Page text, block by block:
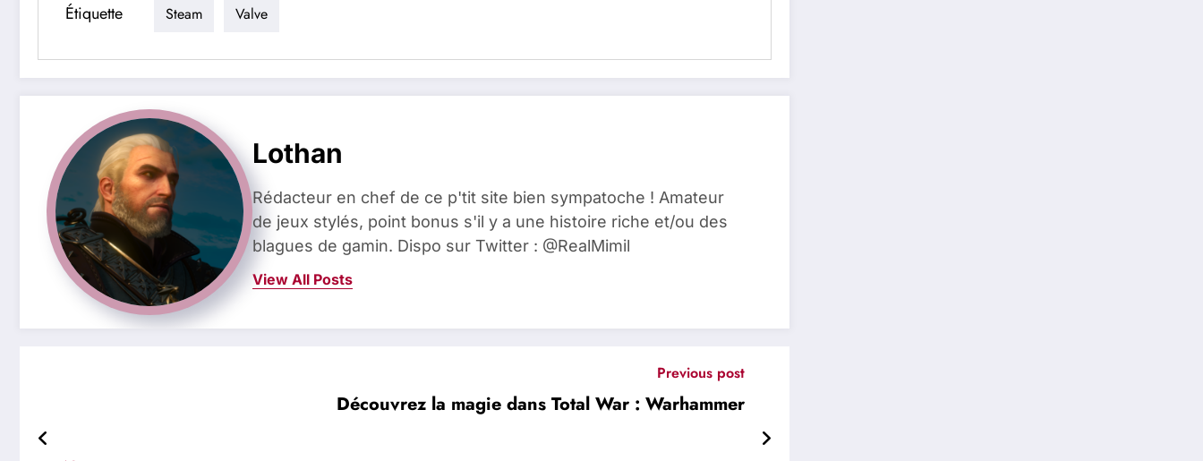
Étiquette Steam Valve
Lothan
Rédacteur en chef de ce p'tit site bien sympatoche ! Amateur
de jeux stylés, point bonus s'il y a une histoire riche et/ou des
blagues de gamin. Dispo sur Twitter : @RealMimil
View All Posts
Previous post
Découvrez la magie dans Total War : Warhammer